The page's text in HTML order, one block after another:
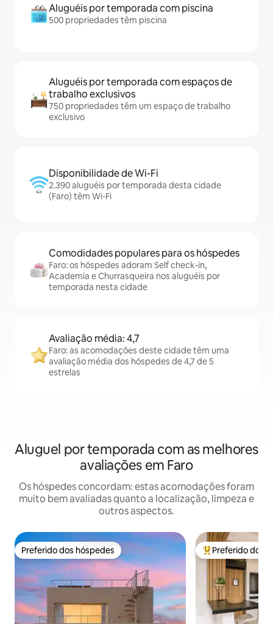
Aluguéis por temporada com piscina
500 propriedades têm piscina
Aluguéis por temporada com espaços de
trabalho exclusivos
750 propriedades têm um espaço de trabalho
exclusivo
Disponibilidade de Wi-Fi
2.390 aluguéis por temporada desta cidade
(Faro) têm Wi-Fi
Comodidades populares para os hóspedes
Faro: os hóspedes adoram Self check-in,
Academia e Churrasqueira nos aluguéis por
temporada nesta cidade
Avaliação média: 4,7
Faro: as acomodações deste cidade têm uma
avaliação média dos hóspedes de 4,7 de 5
estrelas
Aluguel por temporada com as melhores
avaliações em Faro
Os hóspedes concordam: estas acomodações foram
muito bem avaliadas quanto a localização, limpeza e
outros aspectos.
Preferido dos hóspedes
Preferido dos hóspedes Entre os
Preferido dos